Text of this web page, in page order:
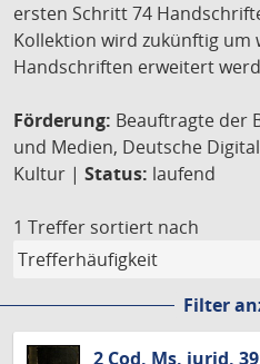
ersten Schritt 74
Kollektion wird zukünftig
Handschriften erweitert
Förderung: Beauftragte der
und Medien, Deutsche
Kultur | Status: laufend
1 Treffer sortiert nach
Filter
2 Cod. Ms. jurid.